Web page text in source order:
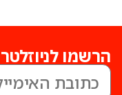
הרשמו